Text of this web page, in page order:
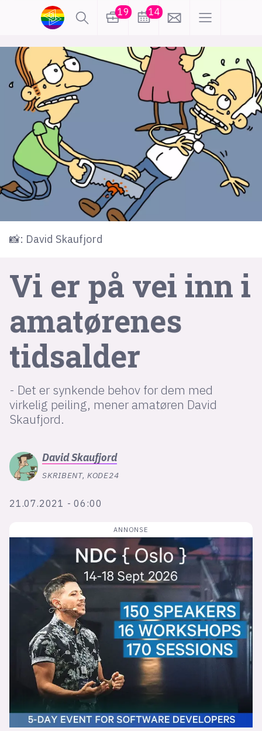
19 14
📸: David Skaufjord
Vi er på vei inn i
amatørenes
tidsalder
- Det er synkende behov for dem med
virkelig peiling, mener amatøren David
Skaufjord.
DavidSkaufjord
SKRIBENT, KODE24
21.07.2021 - 06:00
lønn
KI
karriere
meninger
utdanning sikkerhet
kontor
frontend
backend
apputvikling
devops
IoT
tilgjengelighet
ukas koder
inn/ut
lys modus
mørk modus
nyhetsbrev
kode24-klubben
LinkedIn
Bluesky
Facebook
annonsepriser
suksesshistorier